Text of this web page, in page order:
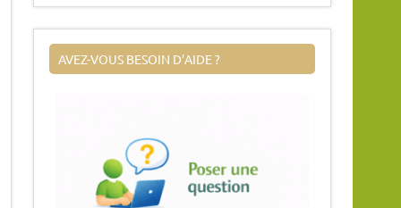
AVEZ-VOUS BESOIN D’AIDE ?